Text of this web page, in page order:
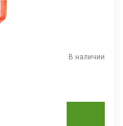
В наличии